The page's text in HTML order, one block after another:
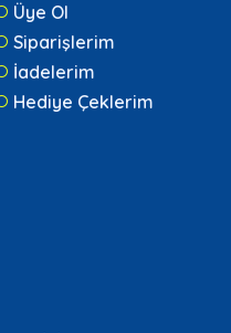
Üye Ol
Siparişlerim
İadelerim
Hediye Çeklerim